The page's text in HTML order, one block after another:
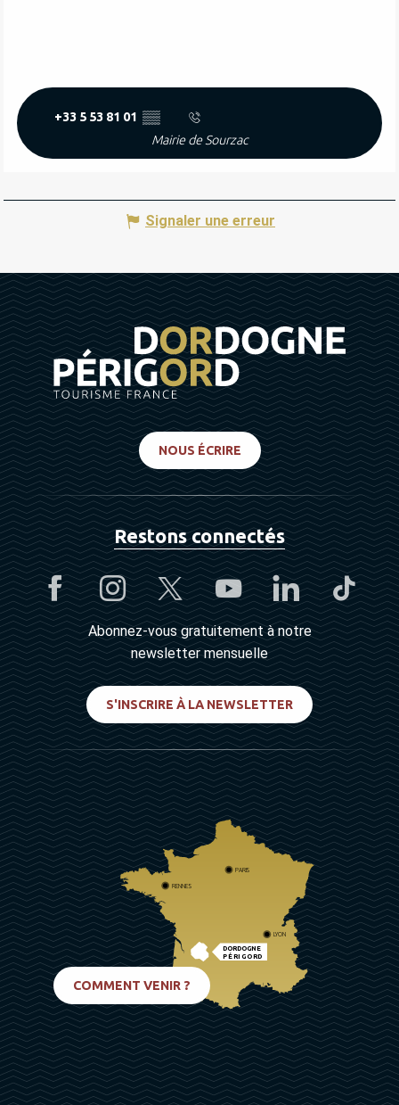
+33 5 53 81 01 ▒▒
Mairie de Sourzac
Signaler une erreur
NOUS ÉCRIRE
Restons connectés
Abonnez-vous gratuitement à notre
newsletter mensuelle
S'INSCRIRE À LA NEWSLETTER
DORDOGNE
PÉRIGORD
PARIS
RENNES
LYON
COMMENT VENIR ?